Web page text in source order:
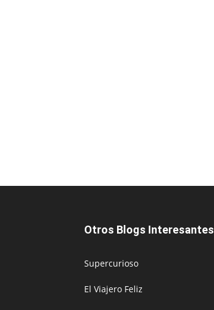
Otros Blogs Interesantes
Supercurioso
El Viajero Feliz